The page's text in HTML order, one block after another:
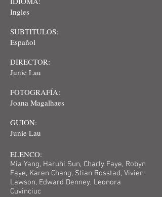
Ingles
SUBTITULOS:
Español
DIRECTOR:
Junie Lau
FOTOGRAFÍA:
Joana Magalhaes
GUION:
Junie Lau
ELENCO:
Mia Yang, Haruhi Sun, Charly Faye, Robyn
Faye, Karen Chang, Stian Rosstad, Vivien
Lawson, Edward Denney, Leonora
Cuvinciuc